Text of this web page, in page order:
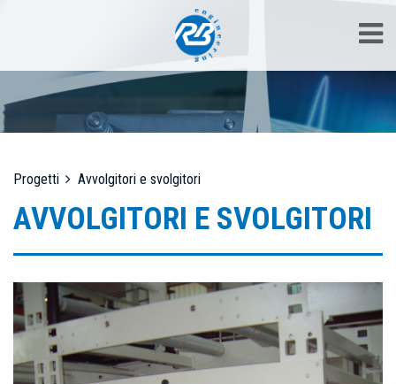
Progetti Avvolgitori e svolgitori
AVVOLGITORI E SVOLGITORI